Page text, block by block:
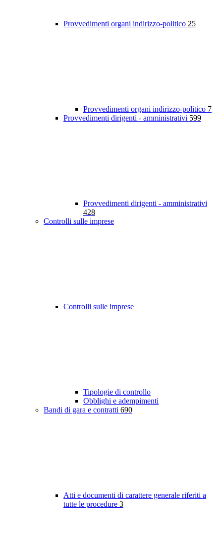
Provvedimenti organi indirizzo-politico 25
Provvedimenti organi indirizzo-politico 7
Provvedimenti dirigenti - amministrativi 599
Provvedimenti dirigenti - amministrativi
428
Controlli sulle imprese
Controlli sulle imprese
Tipologie di controllo
Obblighi e adempimenti
Bandi di gara e contratti 690
Atti e documenti di carattere generale riferiti a
tutte le procedure 3